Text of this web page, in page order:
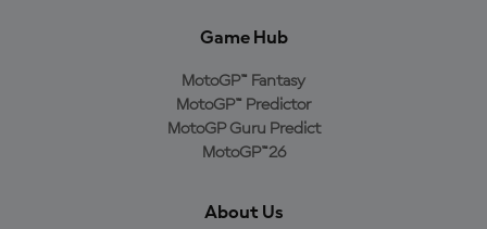
Game Hub
MotoGP™ Fantasy
MotoGP™ Predictor
MotoGP Guru Predict
MotoGP™26
About Us